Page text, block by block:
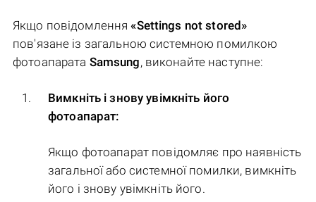
Якщо повідомлення«Settings not stored»
пов'язане із загальною системною помилкою
фотоапарата Samsung, виконайте наступне:
Вимкніть і знову увімкніть його
фотоапарат:
Якщо фотоапарат повідомляє про наявність
загальної або системної помилки, вимкніть
його і знову увімкніть його.